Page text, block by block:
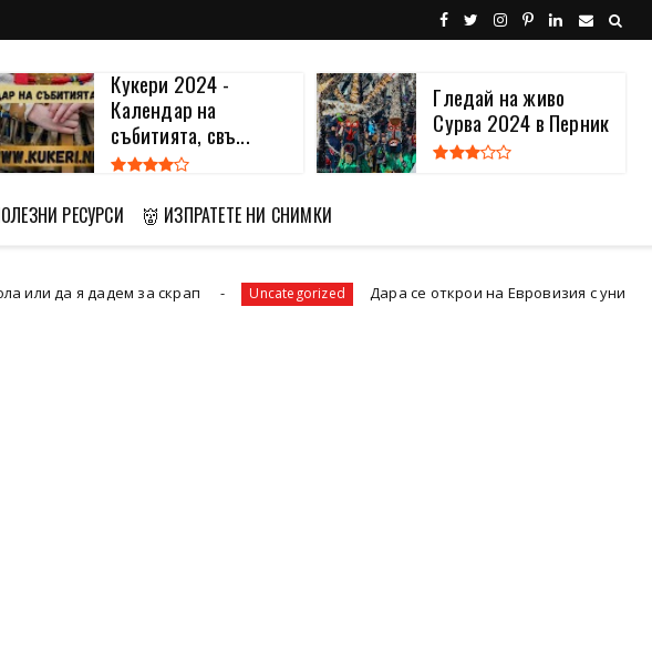
Гледай на живо
Сурва 2024 в Перник
Кукерски календар
2026
РЕСУРСИ 👹 ИЗПРАТЕТЕ НИ СНИМКИ
Uncategorized Дара се открои на Евровизия с уникална "кукерска" рокля